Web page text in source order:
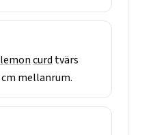
lemoncurd tvärs
cm mellanrum.